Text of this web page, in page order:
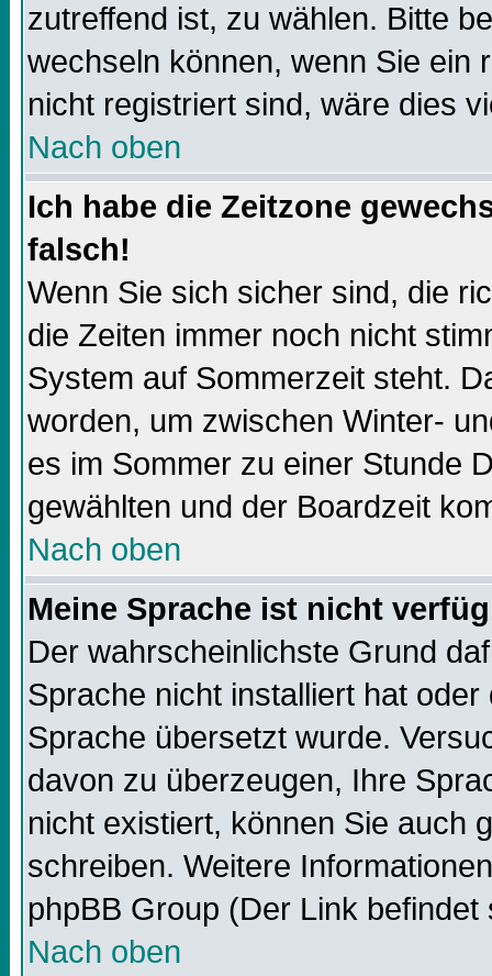
zutreffend ist, zu wählen. Bitte
wechseln können, wenn Sie ein
nicht registriert sind, wäre dies
Nach oben
Ich habe die Zeitzone
falsch!
Wenn Sie sich sicher sind, die
die Zeiten immer noch nicht
System auf Sommerzeit steht.
worden, um zwischen Winter-
es im Sommer zu einer Stunde
gewählten und der Boardzeit
Nach oben
Meine Sprache ist nicht
Der wahrscheinlichste Grund
Sprache nicht installiert hat
Sprache übersetzt wurde.
davon zu überzeugen, Ihre
nicht existiert, können Sie auch
schreiben. Weitere
phpBB Group (Der Link
Nach oben